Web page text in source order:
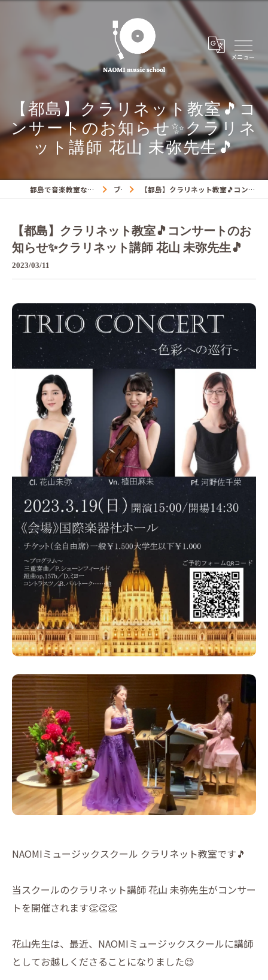
【都島】クラリネット教室🎵コ
ンサートのお知らせ✨クラリネ
ット講師 花山 未弥先生🎵
都島で音楽教室ならNAOMIミュージックスクール ブログ 【都島】クラリネット教室🎵コンサートのお知らせ✨クラリネット講師 花山 未弥先生🎵
【都島】クラリネット教室🎵コンサートのお
知らせ✨クラリネット講師 花山 未弥先生🎵
2023/03/11
NAOMIミュージックスクール クラリネット教室です🎵
当スクールのクラリネット講師 花山 未弥先生がコンサー
トを開催されます👏👏👏
花山先生は、最近、NAOMIミュージックスクールに講師
としてお越しくださることになりました😉